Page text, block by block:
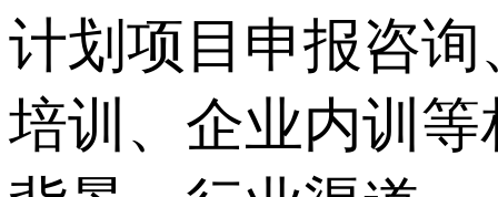
计划项目申报咨
培训、企业内训